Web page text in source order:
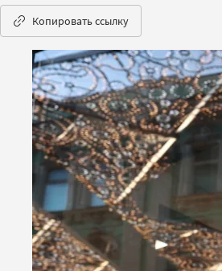
Копировать ссылку